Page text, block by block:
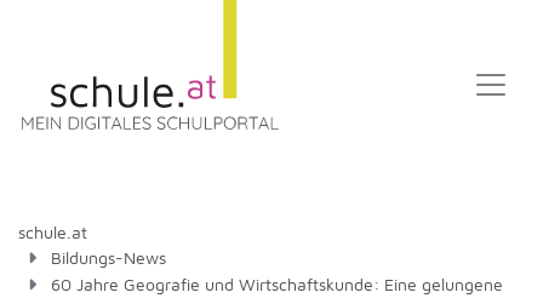
schule.at
Bildungs-News
60 Jahre Geografie und Wirtschaftskunde: Eine gelungene